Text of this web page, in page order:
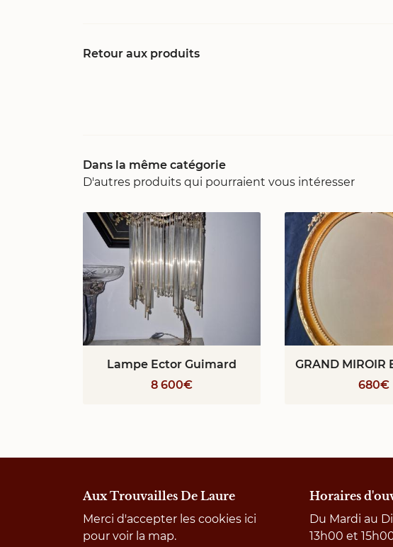
Retour aux produits
Dans la même catégorie
D'autres produits qui pourraient vous intéresser
Lampe Ector Guimard
8 600€
680€
Aux Trouvailles De Laure
Merci d'accepter les cookies ici
pour voir la map.
Horaires
Du Mardi au
13h00 et